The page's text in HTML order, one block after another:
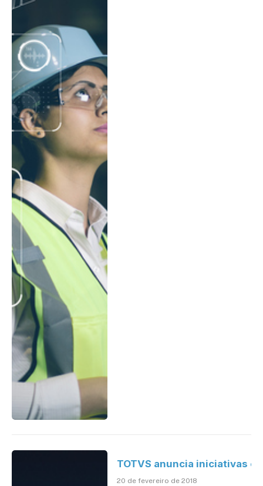
TOTVS anuncia iniciativas
20 de fevereiro de 2018